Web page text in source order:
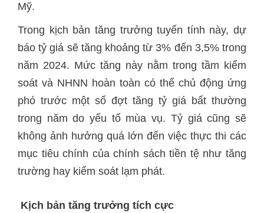
Mỹ.
Trong kịch bản tăng trưởng tuyến tính này, dự
báo tỷ giá sẽ tăng khoảng từ 3% đến 3,5% trong
năm 2024. Mức tăng này nằm trong tầm kiểm
soát và NHNN hoàn toàn có thể chủ động ứng
phó trước một số đợt tăng tỷ giá bất thường
trong năm do yếu tố mùa vụ. Tỷ giá cũng sẽ
không ảnh hưởng quá lớn đến việc thực thi các
mục tiêu chính của chính sách tiền tệ như tăng
trường hay kiểm soát lạm phát.
Kịch bản tăng trưởng tích cực